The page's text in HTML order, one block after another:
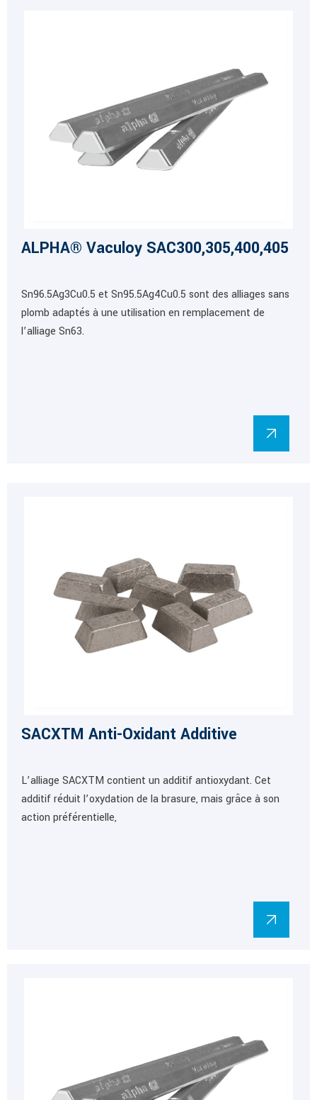
ALPHA® Vaculoy SAC300,305,400,405
Sn96.5Ag3Cu0.5 et Sn95.5Ag4Cu0.5 sont des alliages sans
plomb adaptés à une utilisation en remplacement de
l’alliage Sn63.
SACXTM Anti-Oxidant Additive
L’alliage SACXTM contient un additif antioxydant. Cet
additif réduit l’oxydation de la brasure, mais grâce à son
action préférentielle,